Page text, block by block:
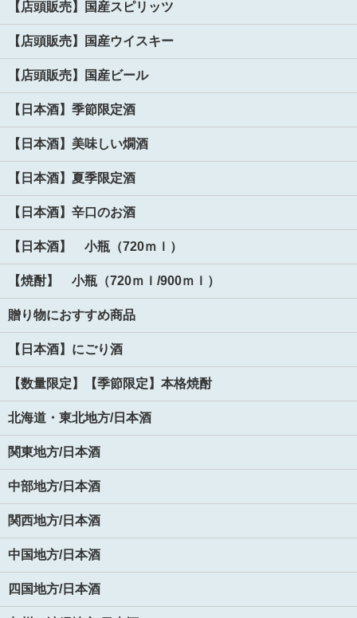
【店頭販売】国産スピリッツ
【店頭販売】国産ウイスキー
【店頭販売】国産ビール
【日本酒】季節限定酒
【日本酒】美味しい燗酒
【日本酒】夏季限定酒
【日本酒】辛口のお酒
【日本酒】 小瓶（720ｍｌ）
【焼酎】 小瓶（720ｍｌ/900ｍｌ）
贈り物におすすめ商品
【日本酒】にごり酒
【数量限定】【季節限定】本格焼酎
北海道・東北地方/日本酒
関東地方/日本酒
中部地方/日本酒
関西地方/日本酒
中国地方/日本酒
四国地方/日本酒